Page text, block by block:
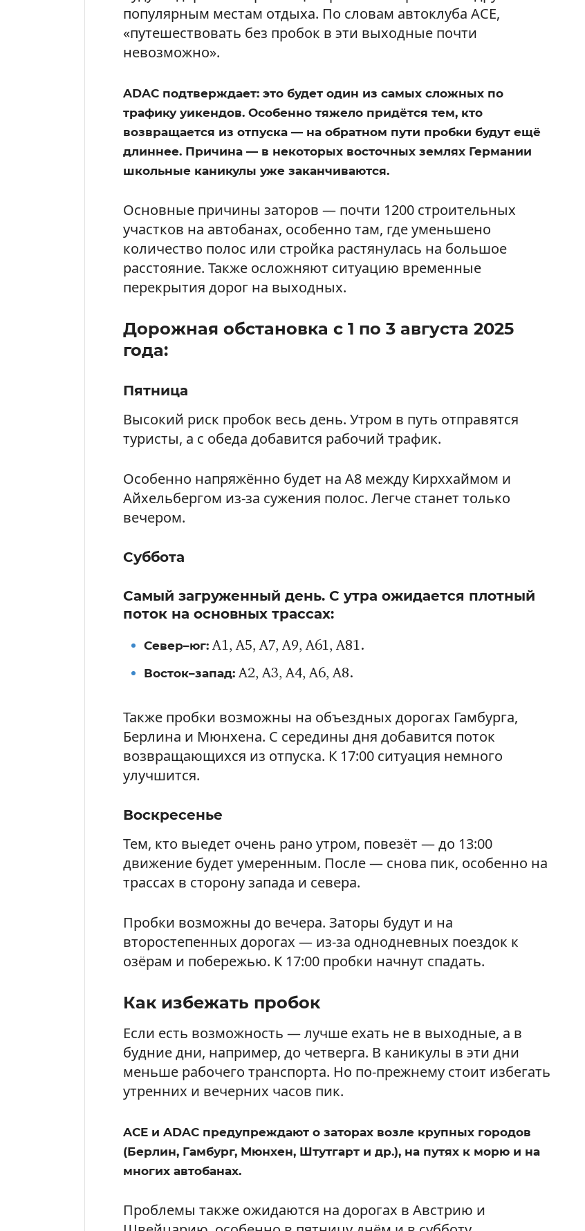
популярным местам отдыха. По словам автоклуба ACE,
«путешествовать без пробок в эти выходные почти
невозможно».
ADAC подтверждает: это будет один из самых сложных по
трафику уикендов. Особенно тяжело придётся тем, кто
возвращается из отпуска — на обратном пути пробки будут ещё
длиннее. Причина — в некоторых восточных землях Германии
школьные каникулы уже заканчиваются.
Основные причины заторов — почти 1200 строительных
участков на автобанах, особенно там, где уменьшено
количество полос или стройка растянулась на большое
расстояние. Также осложняют ситуацию временные
перекрытия дорог на выходных.
Дорожная обстановка с 1 по 3 августа 2025
года:
Пятница
Высокий риск пробок весь день. Утром в путь отправятся
туристы, а с обеда добавится рабочий трафик.
Особенно напряжённо будет на А8 между Кирххаймом и
Айхельбергом из-за сужения полос. Легче станет только
вечером.
Суббота
Самый загруженный день. С утра ожидается плотный
поток на основных трассах:
Север–юг: A1, A5, A7, A9, A61, A81.
Восток–запад: A2, A3, A4, A6, A8.
Также пробки возможны на объездных дорогах Гамбурга,
Берлина и Мюнхена. С середины дня добавится поток
возвращающихся из отпуска. К 17:00 ситуация немного
улучшится.
Воскресенье
Тем, кто выедет очень рано утром, повезёт — до 13:00
движение будет умеренным. После — снова пик, особенно на
трассах в сторону запада и севера.
Пробки возможны до вечера. Заторы будут и на
второстепенных дорогах — из-за однодневных поездок к
озёрам и побережью. К 17:00 пробки начнут спадать.
Как избежать пробок
Если есть возможность — лучше ехать не в выходные, а в
будние дни, например, до четверга. В каникулы в эти дни
меньше рабочего транспорта. Но по-прежнему стоит избегать
утренних и вечерних часов пик.
ACE и ADAC предупреждают о заторах возле крупных городов
(Берлин, Гамбург, Мюнхен, Штутгарт и др.), на путях к морю и на
многих автобанах.
Проблемы также ожидаются на дорогах в Австрию и